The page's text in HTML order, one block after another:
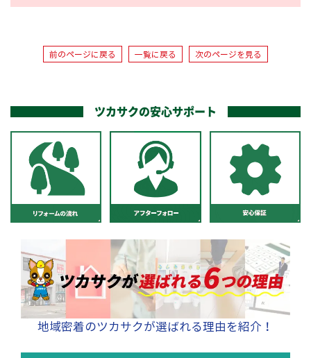
前のページに戻る 一覧に戻る 次のページを見る
ツカサクの安心サポート
地域密着のツカサクが選ばれる理由を紹介！